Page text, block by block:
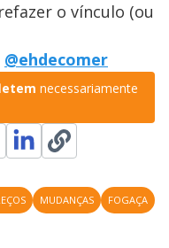
o vínculo (ou
@ehdecomer
necessariamente
MUDANÇAS
FOGAÇA